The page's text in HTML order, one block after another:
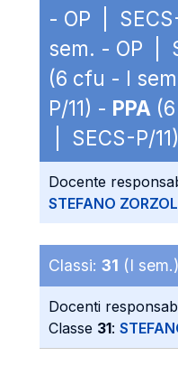
- OP |
sem. - OP |
(6 cfu - I
P/11) - PPA
| SECS-P/11)
Docente
STEFANO
Classi: 31 (I sem.)
Docenti
Classe 31: